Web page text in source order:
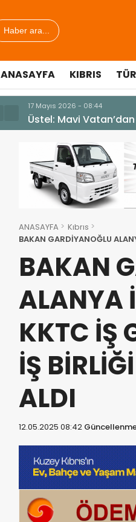
Haber ara...
ANASAYFA KIBRIS
7 Ağustos 2026 - 12:36
ÜSTEL: “ERENKÖY
ANASAYFA
Kıbrıs
BAKAN GARDİYANOĞLU
BAKAN
ALANYA
KKTC İŞ
İŞ
ALDI
12.05.2025 08:42